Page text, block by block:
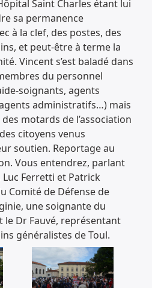
Saint Charles étant lui
sa permanence
à la clef, des postes, des
et peut-être à terme la
Vincent s’est baladé dans
du personnel
soignants, agents
administratifs…) mais
motards de l’association
citoyens venus
soutien. Reportage au
Vous entendrez, parlant
Ferretti et Patrick
Comité de Défense de
une soignante du
le Dr Fauvé, représentant
généralistes de Toul.